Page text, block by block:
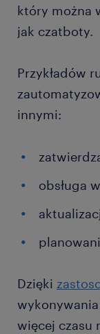
który można
jak czatboty.
Przykładów
innymi:
obsługa
Dzięki
więcej czasu